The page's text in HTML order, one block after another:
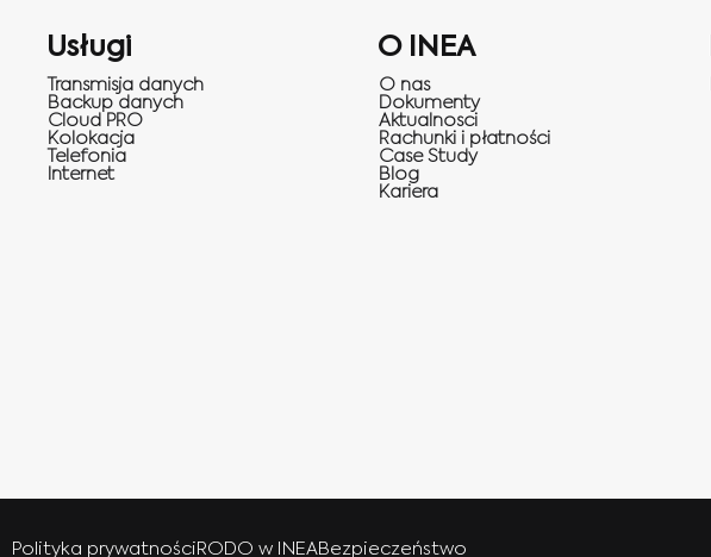
Usługi
Transmisja danych
Backup danych
Cloud PRO
Kolokacja
Telefonia
Internet
O INEA
O nas
Dokumenty
Aktualnosci
Rachunki i płatności
Case Study
Blog
Kariera
Polityka prywatności RODO w INEA Bezpieczeństwo